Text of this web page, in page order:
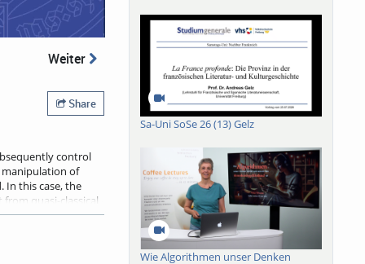
Weiter
Share
control
manipulation of
In this case, the
quasi-classical
I will discuss how to
we can exploit
excitation
Sa-Uni SoSe 26 (13) Gelz
Wie Algorithmen unser Denken